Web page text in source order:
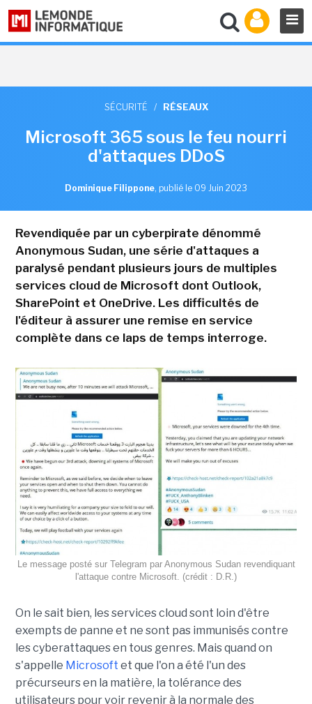
SÉCURITÉ / RÉSEAUX
Microsoft 365 sous le feu nourri
d'attaques DDoS
Dominique Filippone, publié le 09 Juin 2023
Revendiquée par un cyberpirate dénommé
Anonymous Sudan, une série d'attaques a
paralysé pendant plusieurs jours de multiples
services cloud de Microsoft dont Outlook,
SharePoint et OneDrive. Les difficultés de
l'éditeur à assurer une remise en service
complète dans ce laps de temps interroge.
Le message posté sur Telegram par Anonymous Sudan revendiquant
l'attaque contre Microsoft. (crédit : D.R.)
On le sait bien, les services cloud sont loin d'être
exempts de panne et ne sont pas immunisés contre
les cyberattaques en tous genres. Mais quand on
s'appelle Microsoft et que l'on a été l'un des
précurseurs en la matière, la tolérance des
utilisateurs pour voir revenir à la normale des